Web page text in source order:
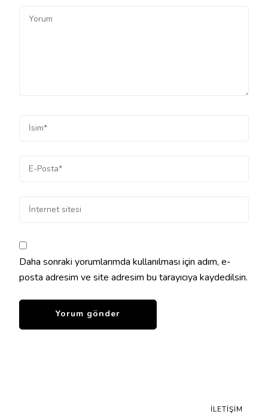
Daha sonraki yorumlarımda kullanılması için adım, e-
posta adresim ve site adresim bu tarayıcıya kaydedilsin.
İLETIŞIM